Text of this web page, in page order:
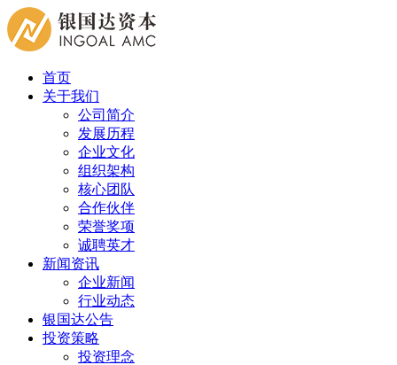
首页
关于我们
公司简介
发展历程
企业文化
组织架构
核心团队
合作伙伴
荣誉奖项
诚聘英才
新闻资讯
企业新闻
行业动态
银国达公告
投资策略
投资理念